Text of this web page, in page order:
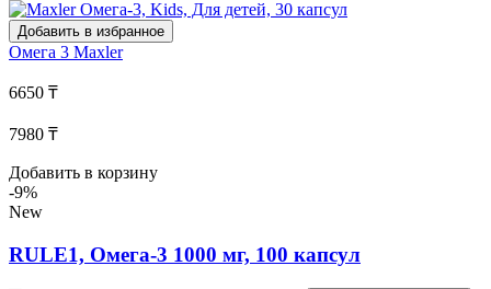
Добавить в избранное
Омега 3 Maxler
6650 ₸
7980 ₸
Добавить в корзину
-9%
New
RULE1, Омега-3 1000 мг, 100 капсул